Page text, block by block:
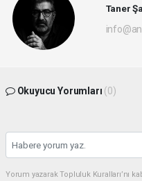
Taner
Okuyucu Yorumları (0)
Yorum yazarak Topluluk Kuralları’nı